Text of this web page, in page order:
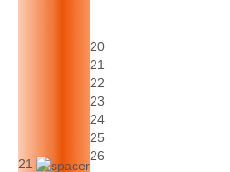
21
20
21
22
23
24
25
26